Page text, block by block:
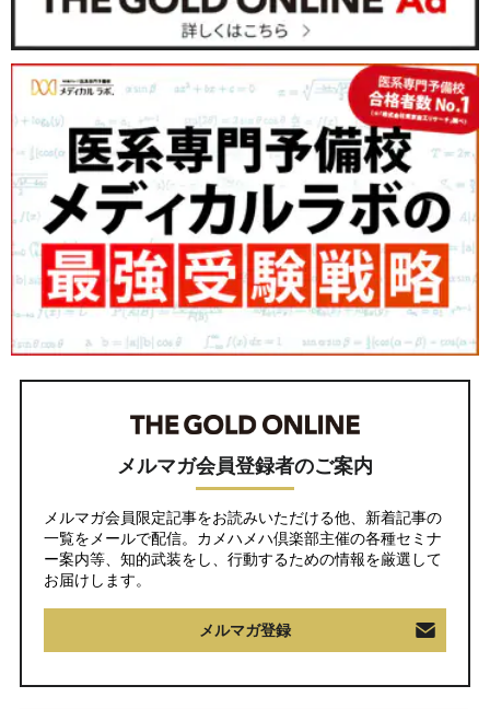
メルマガ会員登録者のご案内
メルマガ会員限定記事をお読みいただける他、新着記事の
一覧をメールで配信。カメハメハ倶楽部主催の各種セミナ
ー案内等、知的武装をし、行動するための情報を厳選して
お届けします。
メルマガ登録